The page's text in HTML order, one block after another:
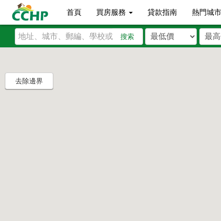
首頁 買房服務 貸款指南 熱門城
搜索
去除邊界